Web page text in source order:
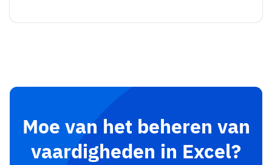
Moe van het beheren van
vaardigheden in Excel?